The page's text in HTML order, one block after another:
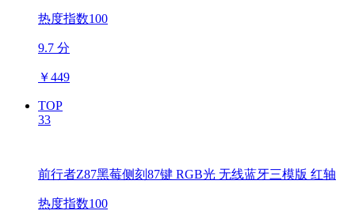
热度指数100
9.7 分
￥449
TOP
33
前行者Z87黑莓侧刻87键 RGB光 无线蓝牙三模版 红轴
热度指数100